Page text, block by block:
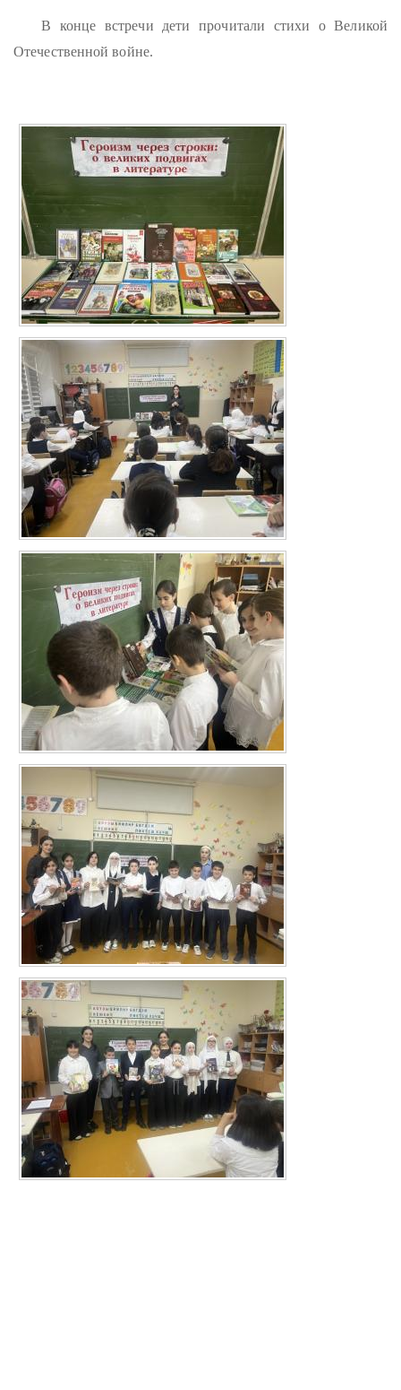
В конце встречи дети прочитали стихи о Великой
Отечественной войне.